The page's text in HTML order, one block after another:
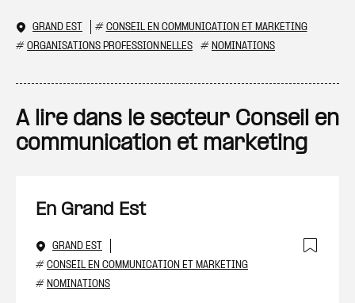
GRAND EST # CONSEIL EN COMMUNICATION ET MARKETING
# ORGANISATIONS PROFESSIONNELLES # NOMINATIONS
A lire dans le secteur Conseil en
communication et marketing
En Grand Est
GRAND EST
# CONSEIL EN COMMUNICATION ET MARKETING
# NOMINATIONS